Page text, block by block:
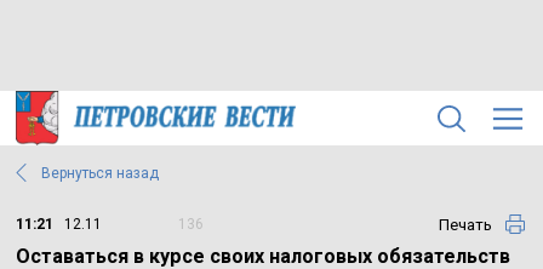
Вернуться назад
11:21 12.11 136 Печать
Оставаться в курсе своих налоговых обязательств